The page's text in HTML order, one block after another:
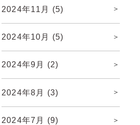
2024年11月 (5)
2024年10月 (5)
2024年9月 (2)
2024年8月 (3)
2024年7月 (9)